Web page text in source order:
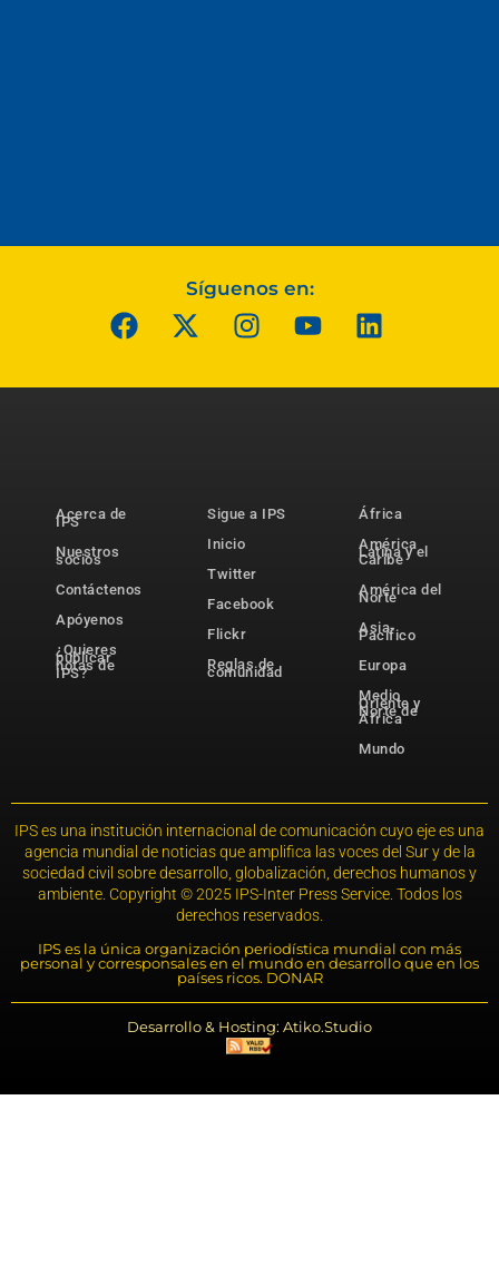
Síguenos en:
Acerca de
IPS
Nuestros
socios
Contáctenos
Apóyenos
¿Quieres
publicar
notas de
IPS?
Sigue a IPS
Inicio
Twitter
Facebook
Flickr
Reglas de
comunidad
África
América
Latina y el
Caribe
América del
Norte
Asia-
Pacífico
Europa
Medio
Oriente y
Norte de
África
Mundo
IPS es una institución internacional de comunicación cuyo eje es una
agencia mundial de noticias que amplifica las voces del Sur y de la
sociedad civil sobre desarrollo, globalización, derechos humanos y
ambiente. Copyright © 2025 IPS-Inter Press Service. Todos los
derechos reservados.
IPS es la única organización periodística mundial con más
personal y corresponsales en el mundo en desarrollo que en los
países ricos. DONAR
Desarrollo & Hosting: Atiko.Studio